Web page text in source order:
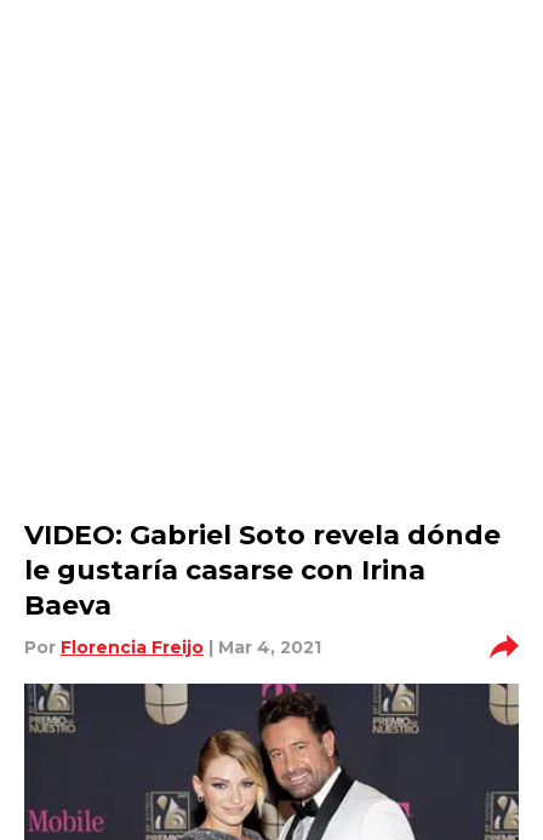
VIDEO: Gabriel Soto revela dónde
le gustaría casarse con Irina
Baeva
Por Florencia Freijo | Mar 4, 2021